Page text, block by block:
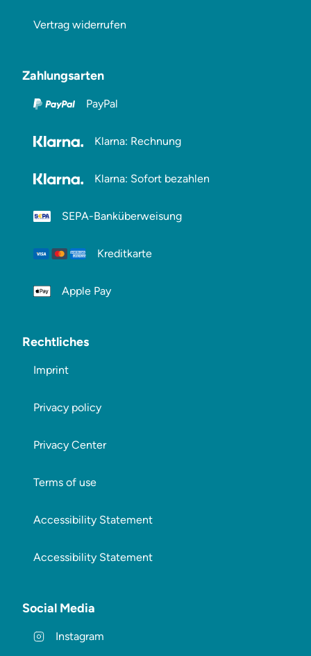
Vertrag widerrufen
Zahlungsarten
PayPal
Klarna: Rechnung
Klarna: Sofort bezahlen
SEPA-Banküberweisung
Kreditkarte
Apple Pay
Rechtliches
Imprint
Privacy policy
Privacy Center
Terms of use
Accessibility Statement
Accessibility Statement
Social Media
Instagram